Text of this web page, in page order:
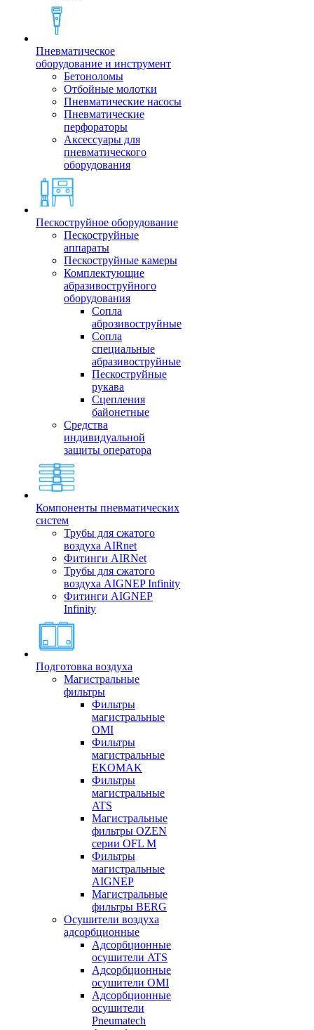
Пневматическое
оборудование и инструмент
Бетоноломы
Отбойные молотки
Пневматические насосы
Пневматические
перфораторы
Аксессуары для
пневматического
оборудования
Пескоструйное оборудование
Пескоструйные
аппараты
Пескоструйные камеры
Комплектующие
абразивоструйного
оборудования
Сопла
аброзивоструйные
Сопла
специальные
абразивоструйные
Пескоструйные
рукава
Сцепления
байонетные
Средства
индивидуальной
защиты оператора
Компоненты пневматических
систем
Трубы для сжатого
воздуха AIRnet
Фитинги AIRNet
Трубы для сжатого
воздуха AIGNEP Infinity
Фитинги AIGNEP
Infinity
Подготовка воздуха
Магистральные
фильтры
Фильтры
магистральные
OMI
Фильтры
магистральные
EKOMAK
Фильтры
магистральные
ATS
Магистральные
фильтры OZEN
серии OFL M
Фильтры
магистральные
AIGNEP
Магистральные
фильтры BERG
Осушители воздуха
адсорбционные
Адсорбционные
осушители ATS
Адсорбционные
осушители OMI
Адсорбционные
осушители
Pneumatech